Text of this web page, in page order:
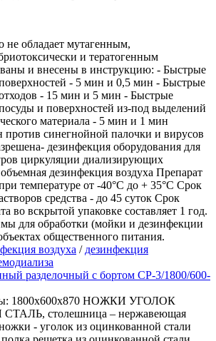
не обладает мутагенным,
и тератогенным
и внесены в инструкцию: - Быстрые
- 5 мин и 0,5 мин - Быстрые
- 15 мин и 5 мин - Быстрые
и поверхностей из-под выделений
материала - 5 мин и 1 мин
против синегнойной палочки и вирусов
дезинфекция оборудования для
циркуляции диализирующих
дезинфекция воздуха Препарат
температуре от -40°С до + 35°С Срок
средства - до 45 суток Срок
во вскрытой упаковке составляет 1 год.
для обработки (мойки и дезинфекции
общественного питания.
воздуха / дезинфекция
разделочный с бортом СР-3/1800/600-
1800х600х870 НОЖКИ УГОЛОК
столешница – нержавеющая
- уголок из оцинкованной стали